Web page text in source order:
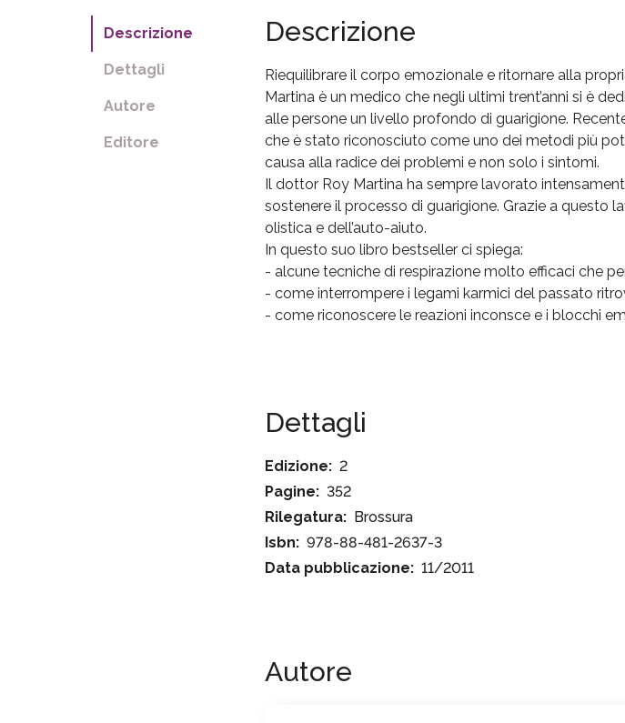
Descrizione
Dettagli
Autore
Editore
Descrizione
Riequilibrare il corpo emozionale e ritornare alla
Martina è un medico che negli ultimi trent’anni si è
alle persone un livello profondo di guarigione.
che è stato riconosciuto come uno dei metodi più
causa alla radice dei problemi e non solo i sintomi.
Il dottor Roy Martina ha sempre lavorato
sostenere il processo di guarigione. Grazie a questo
olistica e dell’auto-aiuto.
In questo suo libro bestseller ci spiega:
- alcune tecniche di respirazione molto efficaci che
- come interrompere i legami karmici del passato
- come riconoscere le reazioni inconsce e i blocchi
Dettagli
Edizione: 2
Pagine: 352
Rilegatura: Brossura
Isbn: 978-88-481-2637-3
Data pubblicazione: 11/2011
Autore